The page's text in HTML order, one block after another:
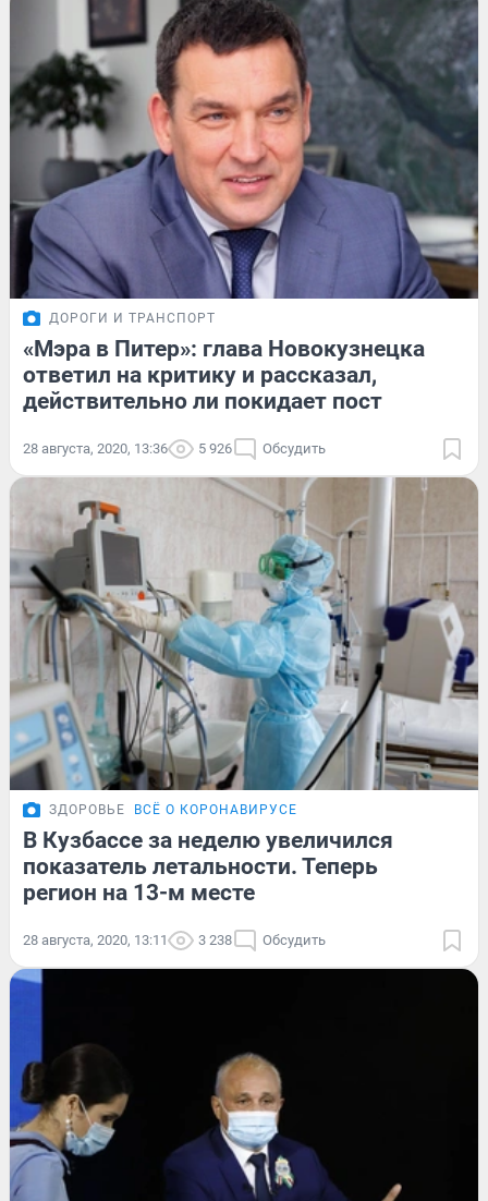
ДОРОГИ И ТРАНСПОРТ
«Мэра в Питер»: глава Новокузнецка
ответил на критику и рассказал,
действительно ли покидает пост
28 августа, 2020, 13:36 5 926 Обсудить
ЗДОРОВЬЕ ВСЁ О КОРОНАВИРУСЕ
В Кузбассе за неделю увеличился
показатель летальности. Теперь
регион на 13-м месте
28 августа, 2020, 13:11 3 238 Обсудить